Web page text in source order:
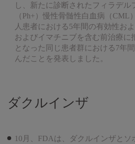
し、新たに診断されたフィラデル
（Ph+）慢性骨髄性白血病（CML
人患者における5年間の有効性お
およびイマチニブを含む前治療に
となった同じ患者群における7年
んだことを発表しました。
ダクルインザ
10月、FDAは、ダクルインザとソ